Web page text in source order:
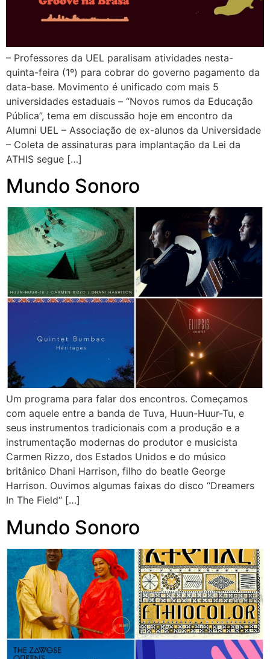
– Professores da UEL paralisam atividades nesta-
quinta-feira (1º) para cobrar do governo pagamento da
data-base. Movimento é unificado com mais 5
universidades estaduais – “Novos rumos da Educação
Pública”, tema em discussão hoje em encontro da
Alumni UEL – Associação de ex-alunos da Universidade
– Coleta de assinaturas para implantação da Lei da
ATHIS segue […]
Mundo Sonoro
Um programa para falar dos encontros. Começamos
com aquele entre a banda de Tuva, Huun-Huur-Tu, e
seus instrumentos tradicionais com a produção e a
instrumentação modernas do produtor e musicista
Carmen Rizzo, dos Estados Unidos e do músico
britânico Dhani Harrison, filho do beatle George
Harrison. Ouvimos algumas faixas do disco “Dreamers
In The Field“ […]
Mundo Sonoro